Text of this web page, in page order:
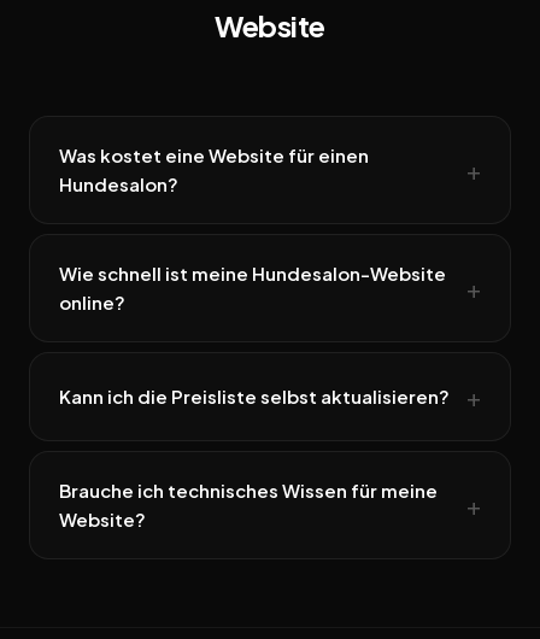
Website
Was kostet eine Website für einen
Hundesalon?
Wie schnell ist meine Hundesalon-Website
online?
Kann ich die Preisliste selbst aktualisieren?
Brauche ich technisches Wissen für meine
Website?